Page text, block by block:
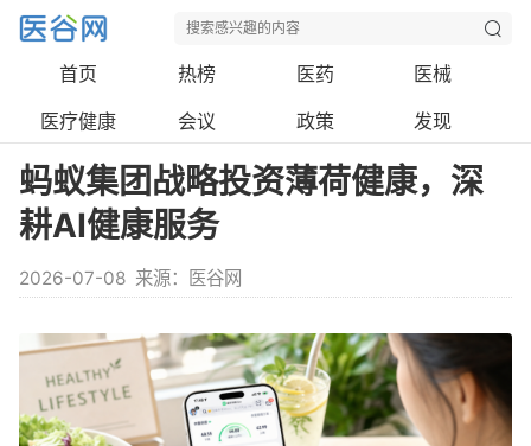
首页 热榜 医药
医械
医疗健康
会议 政策 发现
蚂蚁集团战略投资薄荷健康，深
耕AI健康服务
2026-07-08 来源：医谷网